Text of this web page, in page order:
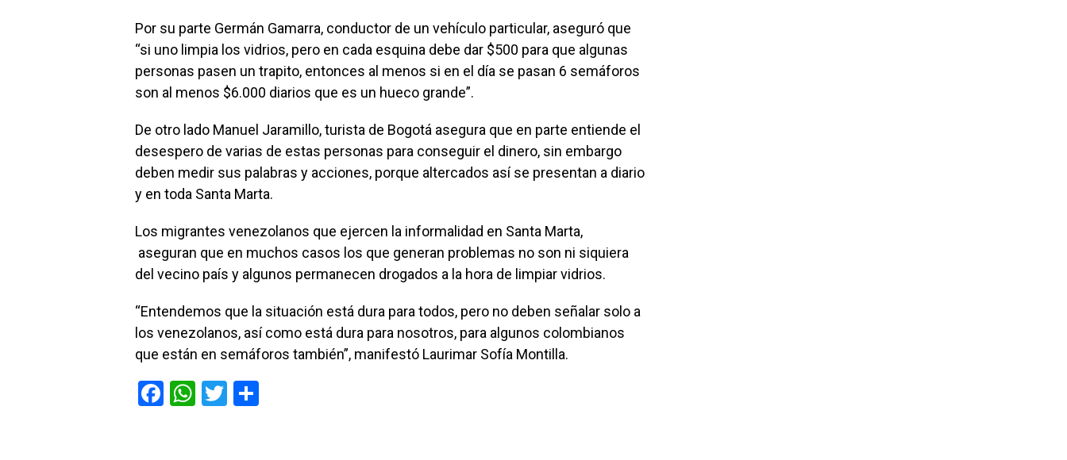
Por su parte Germán Gamarra, conductor de un vehículo particular, aseguró que
“si uno limpia los vidrios, pero en cada esquina debe dar $500 para que algunas
personas pasen un trapito, entonces al menos si en el día se pasan 6 semáforos
son al menos $6.000 diarios que es un hueco grande”.
De otro lado Manuel Jaramillo, turista de Bogotá asegura que en parte entiende el
desespero de varias de estas personas para conseguir el dinero, sin embargo
deben medir sus palabras y acciones, porque altercados así se presentan a diario
y en toda Santa Marta.
Los migrantes venezolanos que ejercen la informalidad en Santa Marta,
aseguran que en muchos casos los que generan problemas no son ni siquiera
del vecino país y algunos permanecen drogados a la hora de limpiar vidrios.
“Entendemos que la situación está dura para todos, pero no deben señalar solo a
los venezolanos, así como está dura para nosotros, para algunos colombianos
que están en semáforos también”, manifestó Laurimar Sofía Montilla.
F
W T